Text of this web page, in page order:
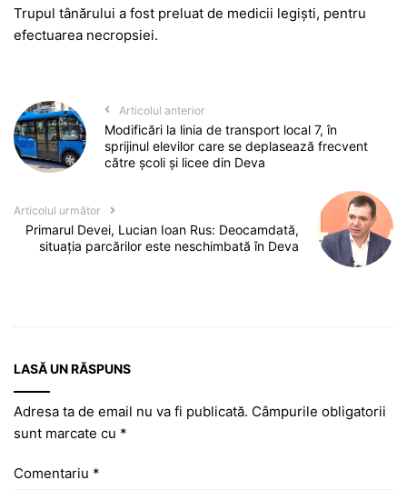
Trupul tânărului a fost preluat de medicii legiști, pentru
efectuarea necropsiei.
Articolul anterior
Modificări la linia de transport local 7, în
sprijinul elevilor care se deplasează frecvent
către școli și licee din Deva
Articolul următor
Primarul Devei, Lucian Ioan Rus: Deocamdată,
situația parcărilor este neschimbată în Deva
LASĂ UN RĂSPUNS
Adresa ta de email nu va fi publicată. Câmpurile obligatorii
sunt marcate cu *
Comentariu *